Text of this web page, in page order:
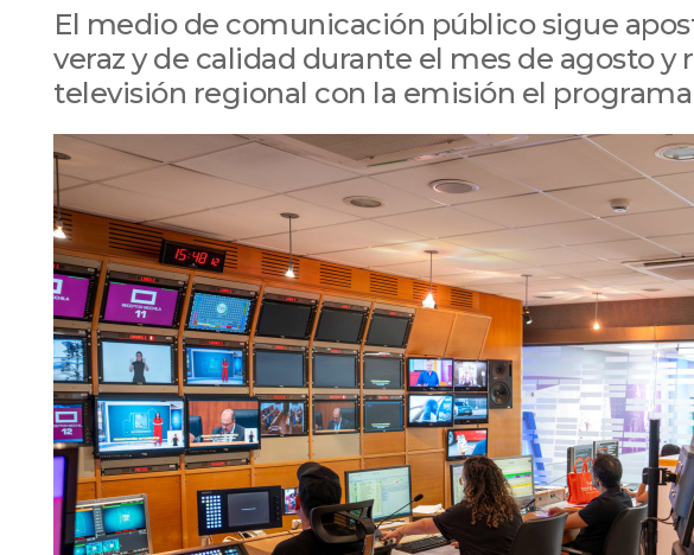
El medio de comunicación público sigue
veraz y de calidad durante el mes de agosto y
televisión regional con la emisión el programa